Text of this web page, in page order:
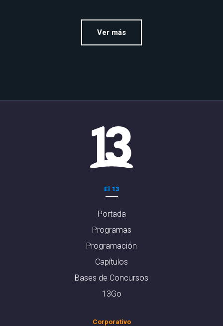
Ver más
El 13
Portada
Programas
Programación
Capítulos
Bases de Concursos
13Go
Corporativo